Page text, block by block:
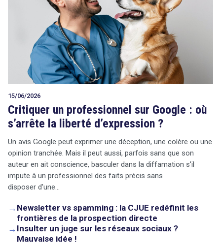
15/06/2026
Critiquer un professionnel sur Google : où
s’arrête la liberté d’expression ?
Un avis Google peut exprimer une déception, une colère ou une
opinion tranchée. Mais il peut aussi, parfois sans que son
auteur en ait conscience, basculer dans la diffamation s'il
impute à un professionnel des faits précis sans
disposer d'une…
→ Newsletter vs spamming : la CJUE redéfinit les
frontières de la prospection directe
→ Insulter un juge sur les réseaux sociaux ?
Mauvaise idée !